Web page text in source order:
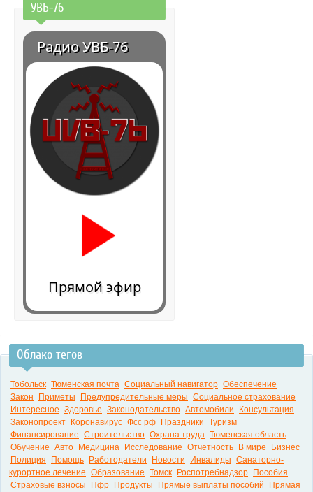
УВБ-76
Радио УВБ-76
Прямой эфир
Облако тегов
Тобольск Тюменская почта Социальный навигатор Обеспечение
Закон
Приметы Предупредительные меры Социальное страхование
Интересное Здоровье Законодательство Автомобили
Консультация
Законопроект
Коронавирус Фсс рф Праздники Туризм
Финансирование Строительство Охрана труда Тюменская область
Обучение Авто Медицина Исследование Отчетность В мире
Бизнес
Полиция
Помощь Работодатели Новости Инвалиды Санаторно-
курортное лечение Образование Томск Роспотребнадзор
Пособия
Страховые взносы
Пфр Продукты Прямые выплаты пособий
Прямая